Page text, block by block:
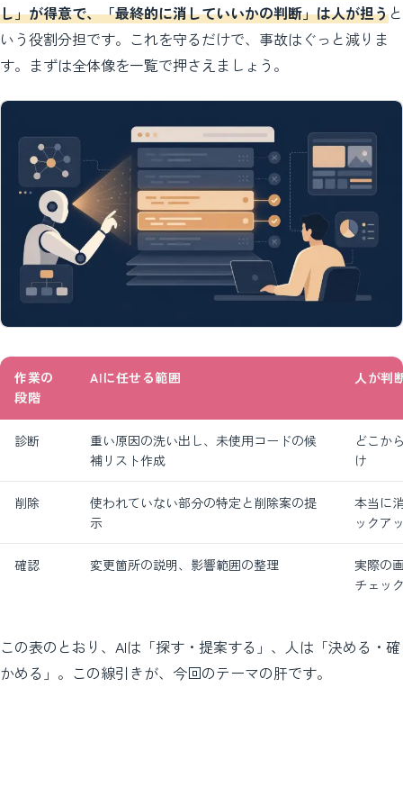
し」が得意で、「最終的に消していいかの判断」は人が担うと
いう役割分担です。これを守るだけで、事故はぐっと減りま
す。まずは全体像を一覧で押さえましょう。
作業の
段階
AIに任せる範囲 人が判
診断
重い原因の洗い出し、未使用コードの候
補リスト作成
どこか
け
削除
使われていない部分の特定と削除案の提
示
本当に
ックア
確認 変更箇所の説明、影響範囲の整理
実際の
チェッ
この表のとおり、AIは「探す・提案する」、人は「決める・確
かめる」。この線引きが、今回のテーマの肝です。